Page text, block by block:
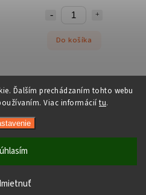
Ďalším prechádzaním tohto webu
Viac informácií tu.
doručenie do ParcelBoxov.
nemusia byť pri prevzatí v
Do košíka
Food.sk. Všetky práva vyhradené.
nastavenie cookies
| Design